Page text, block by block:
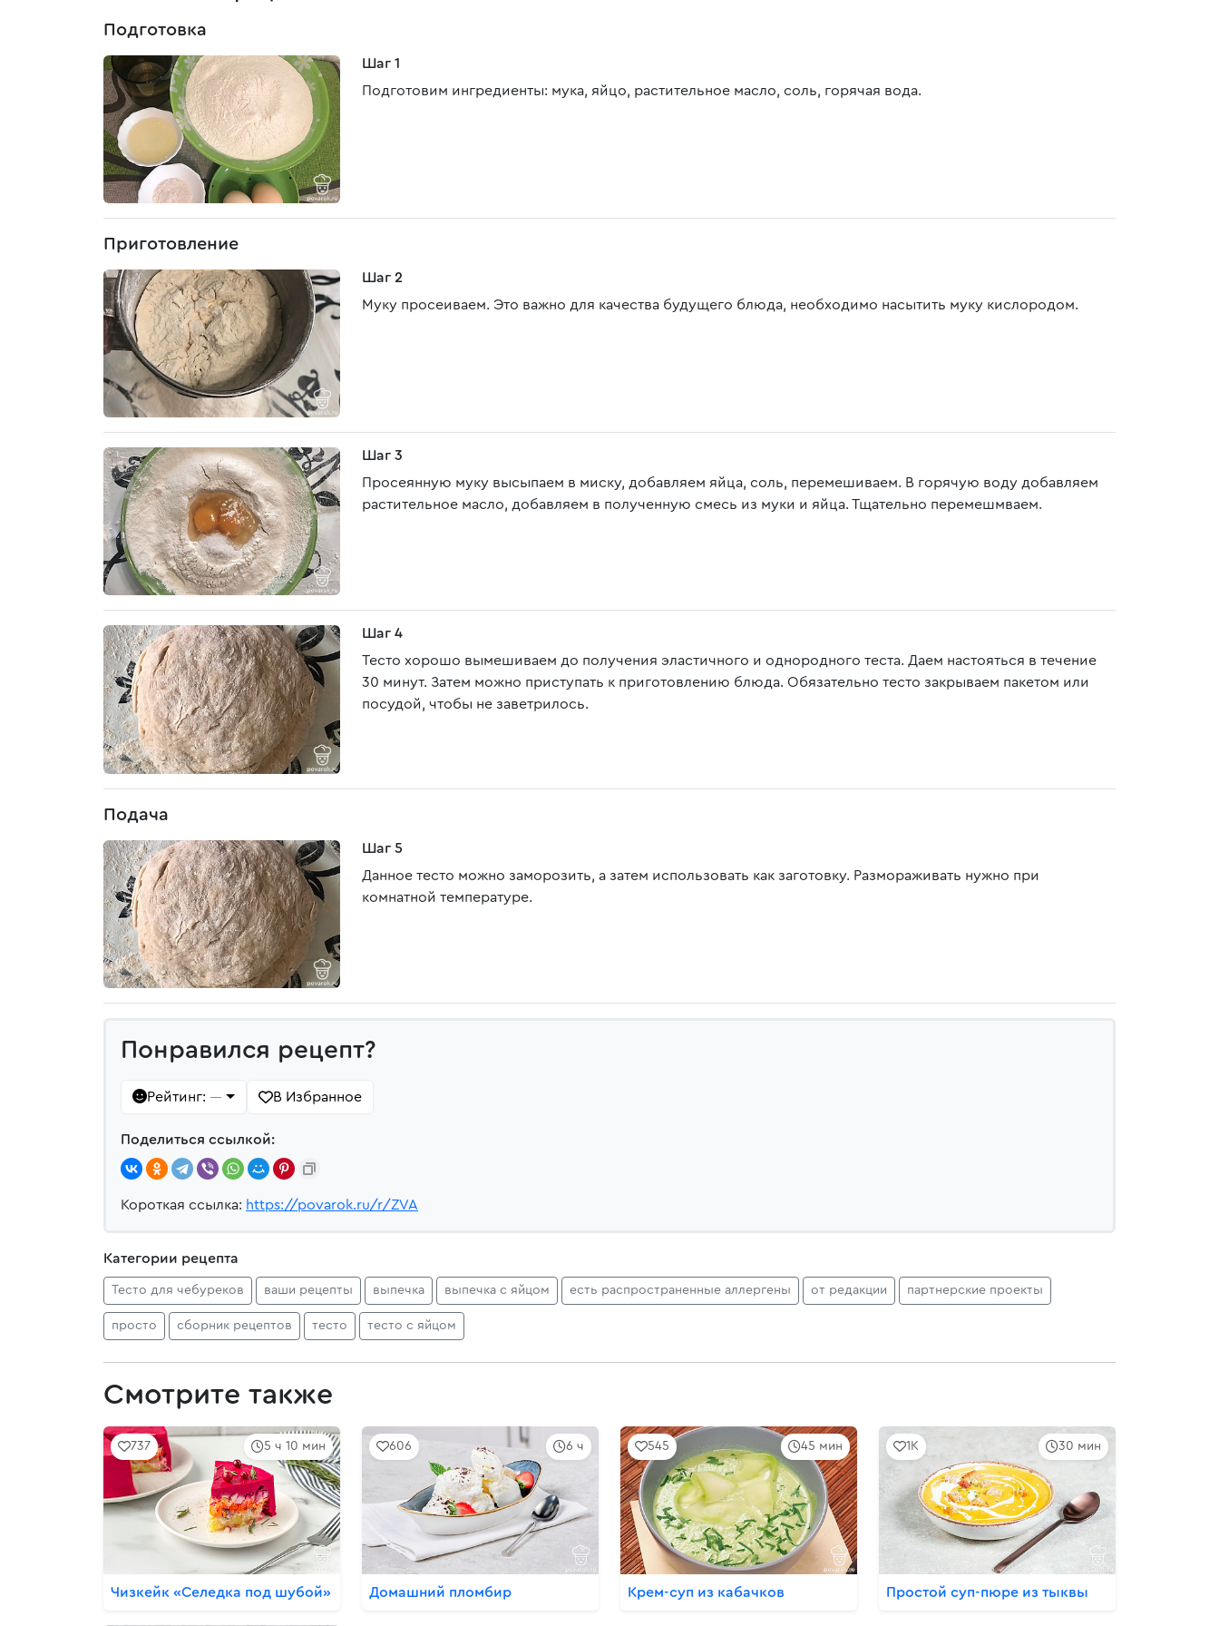
Подготовка
Шаг 1
Подготовим ингредиенты: мука, яйцо, растительное масло, соль, горячая вода.
Приготовление
Шаг 2
Муку просеиваем. Это важно для качества будущего блюда, необходимо насытить муку кислородом.
Шаг 3
Просеянную муку высыпаем в миску, добавляем яйца, соль, перемешиваем. В горячую воду добавляем
растительное масло, добавляем в полученную смесь из муки и яйца. Тщательно перемешмваем.
Шаг 4
Тесто хорошо вымешиваем до получения эластичного и однородного теста. Даем настояться в течение
30 минут. Затем можно приступать к приготовлению блюда. Обязательно тесто закрываем пакетом или
посудой, чтобы не заветрилось.
Подача
Шаг 5
Данное тесто можно заморозить, а затем использовать как заготовку. Размораживать нужно при
комнатной температуре.
Понравился рецепт?
Рейтинг: — В Избранное
Поделиться ссылкой:
Короткая ссылка: https://povarok.ru/r/ZVA
Категории рецепта
Тесто для чебуреков ваши рецепты выпечка выпечка с яйцом есть распространенные аллергены от редакции партнерские проекты
просто сборник рецептов тесто тесто с яйцом
Смотрите также
5 ч 10 мин
737
Чизкейк «Селедка под шубой»
6 ч
606
Домашний пломбир
45 мин
545
Крем-суп из кабачков
30 мин
1K
Простой суп-пюре из тыквы